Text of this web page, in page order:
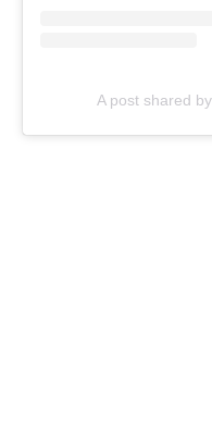
A post shared